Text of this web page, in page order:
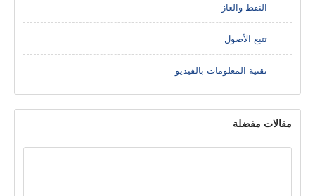
النفط والغاز
تتبع الأصول
تقنية المعلومات بالفيديو
مقالات مفضلة